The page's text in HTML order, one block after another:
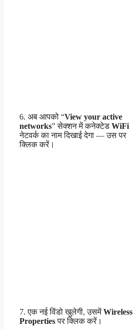
6. अब आपको “View your active
networks” सेक्शन में कनेक्टेड WiFi
नेटवर्क का नाम दिखाई देगा — उस पर
क्लिक करें।
7. एक नई विंडो खुलेगी, उसमेंWireless
Propertiesपर क्लिक करें।